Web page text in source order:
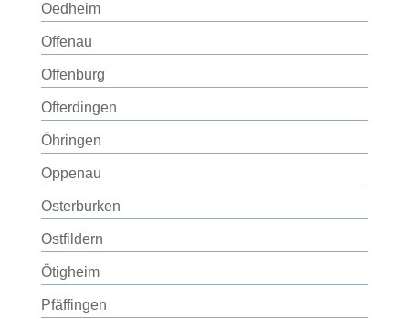
Oedheim
Offenau
Offenburg
Ofterdingen
Öhringen
Oppenau
Osterburken
Ostfildern
Ötigheim
Pfäffingen